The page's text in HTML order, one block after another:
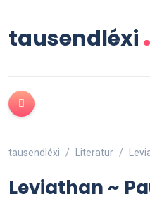
tausendléxi.
tausendléxi Literatur
Leviathan ~